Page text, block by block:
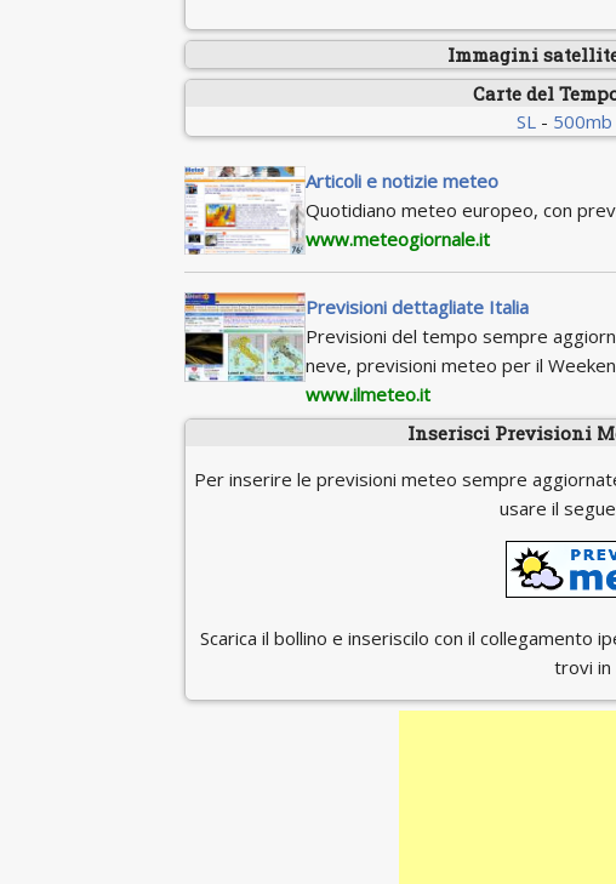
Immagini
Carte del
SL - 500mb
Articoli e notizie meteo
Quotidiano meteo europeo, con
www.meteogiornale.it
Previsioni dettagliate Italia
Previsioni del tempo sempre
neve, previsioni meteo per il
www.ilmeteo.it
Inserisci Previsioni
Per inserire le previsioni meteo sempre
usare il
Scarica il bollino e inseriscilo con il collegamento
trovi in